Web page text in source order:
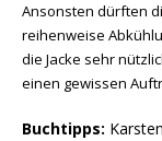
Ansonsten dürften
reihenweise
die Jacke sehr
einen gewissen
Buchtipps: